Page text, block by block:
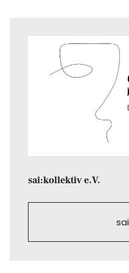
sai:kollektiv e.V.